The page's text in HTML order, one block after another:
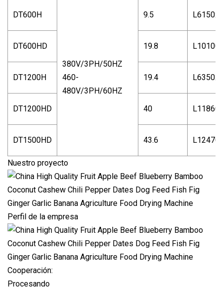
DT600H
380V/3PH/50HZ
460-
480V/3PH/60HZ
9.5
DT600HD 19.8
DT1200H 19.4
DT1200HD 40
DT1500HD 43.6
Nuestro proyecto
Perfil de la empresa
Cooperación:
Procesando